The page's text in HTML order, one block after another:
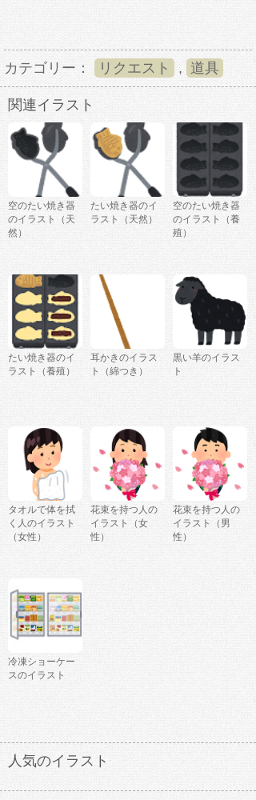
カテゴリー： リクエスト , 道具
関連イラスト
空のたい焼き器
のイラスト（天
然）
たい焼き器のイ
ラスト（天然）
空のたい焼き器
のイラスト（養
殖）
たい焼き器のイ
ラスト（養殖）
耳かきのイラス
ト（綿つき）
黒い羊のイラス
ト
タオルで体を拭
く人のイラスト
（女性）
花束を持つ人の
イラスト（女
性）
花束を持つ人の
イラスト（男
性）
冷凍ショーケー
スのイラスト
人気のイラスト